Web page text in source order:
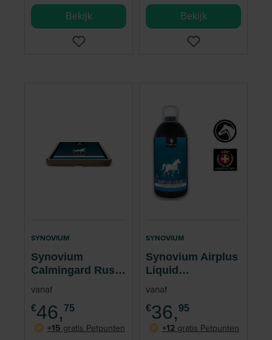
Bekijk Bekijk
SYNOVIUM
Synovium
Calmingard Rust
Paard 5 injectoren
vanaf
€46, 75
P
+15 gratis Petpunten
SYNOVIUM
Synovium Airplus
Liquid
Luchtwegen
vanaf
€36, 95
P
+12 gratis Petpunten